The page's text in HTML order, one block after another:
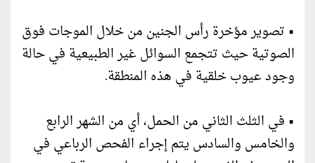
• تصوير مؤخرة رأس الجنين من خلال الموجات فوق
الصوتية حيث تتجمع السوائل غير الطبيعية في حالة
وجود عيوب خلقية في هذه المنطقة.
• في الثلث الثاني من الحمل، أي من الشهر الرابع
والخامس والسادس يتم إجراء الفحص الرباعي في